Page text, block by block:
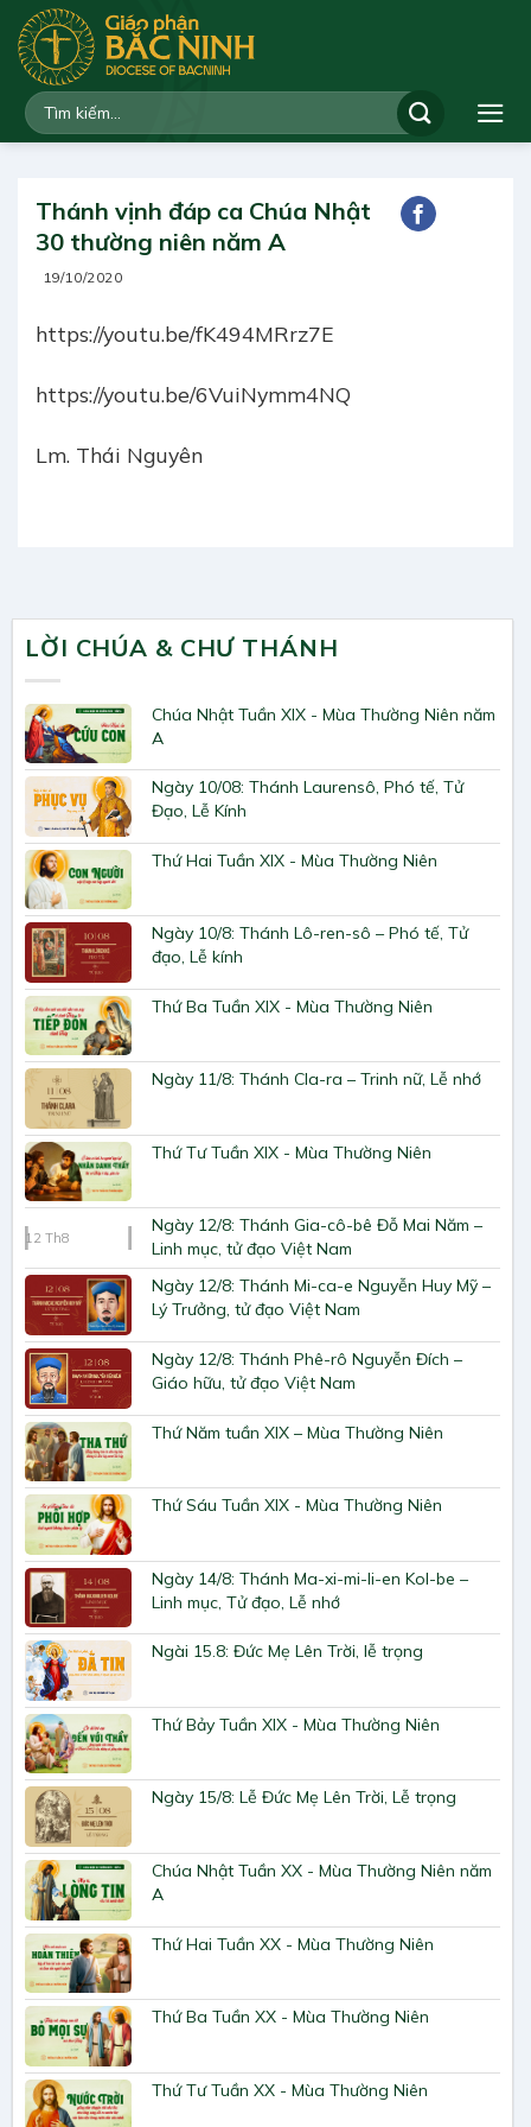
qua
dung
Thánh vịnh đáp ca Chúa Nhật
30 thường niên năm A
19/10/2020
https://youtu.be/fK494MRrz7E
https://youtu.be/6VuiNymm4NQ
Lm. Thái Nguyên
LỜI CHÚA & CHƯ THÁNH
Chúa Nhật Tuần XIX - Mùa Thường Niên năm
A
Ngày 10/08: Thánh Laurensô, Phó tế, Tử
Đạo, Lễ Kính
Thứ Hai Tuần XIX - Mùa Thường Niên
Ngày 10/8: Thánh Lô-ren-sô – Phó tế, Tử
đạo, Lễ kính
Thứ Ba Tuần XIX - Mùa Thường Niên
Ngày 11/8: Thánh Cla-ra – Trinh nữ, Lễ nhớ
Thứ Tư Tuần XIX - Mùa Thường Niên
12 Th8
Ngày 12/8: Thánh Gia-cô-bê Đỗ Mai Năm –
Linh mục, tử đạo Việt Nam
Ngày 12/8: Thánh Mi-ca-e Nguyễn Huy Mỹ –
Lý Trưởng, tử đạo Việt Nam
Ngày 12/8: Thánh Phê-rô Nguyễn Đích –
Giáo hữu, tử đạo Việt Nam
Thứ Năm tuần XIX – Mùa Thường Niên
Thứ Sáu Tuần XIX - Mùa Thường Niên
Ngày 14/8: Thánh Ma-xi-mi-li-en Kol-be –
Linh mục, Tử đạo, Lễ nhớ
Ngài 15.8: Đức Mẹ Lên Trời, lễ trọng
Thứ Bảy Tuần XIX - Mùa Thường Niên
Ngày 15/8: Lễ Đức Mẹ Lên Trời, Lễ trọng
Chúa Nhật Tuần XX - Mùa Thường Niên năm
A
Thứ Hai Tuần XX - Mùa Thường Niên
Thứ Ba Tuần XX - Mùa Thường Niên
Thứ Tư Tuần XX - Mùa Thường Niên